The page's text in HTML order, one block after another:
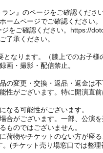
ン』のページをご確認ください
ムページでご確認ください。
をご確認ください。https://
了承ください。
なります。（膝上でのお子様
画・撮影・配信禁止。
変更・交換・返品・返金は不
がございます。特に開演直
る可能性がございます。
がございます。一部、公演
のではございません。
物やチケットのない方が座る
(チケット売り場窓口では整